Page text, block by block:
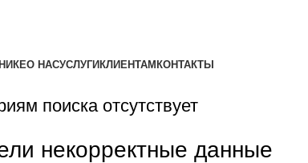
О НАСУСЛУГИ КЛИЕНТАМ КОНТАКТЫ
поиска отсутствует
некорректные данные